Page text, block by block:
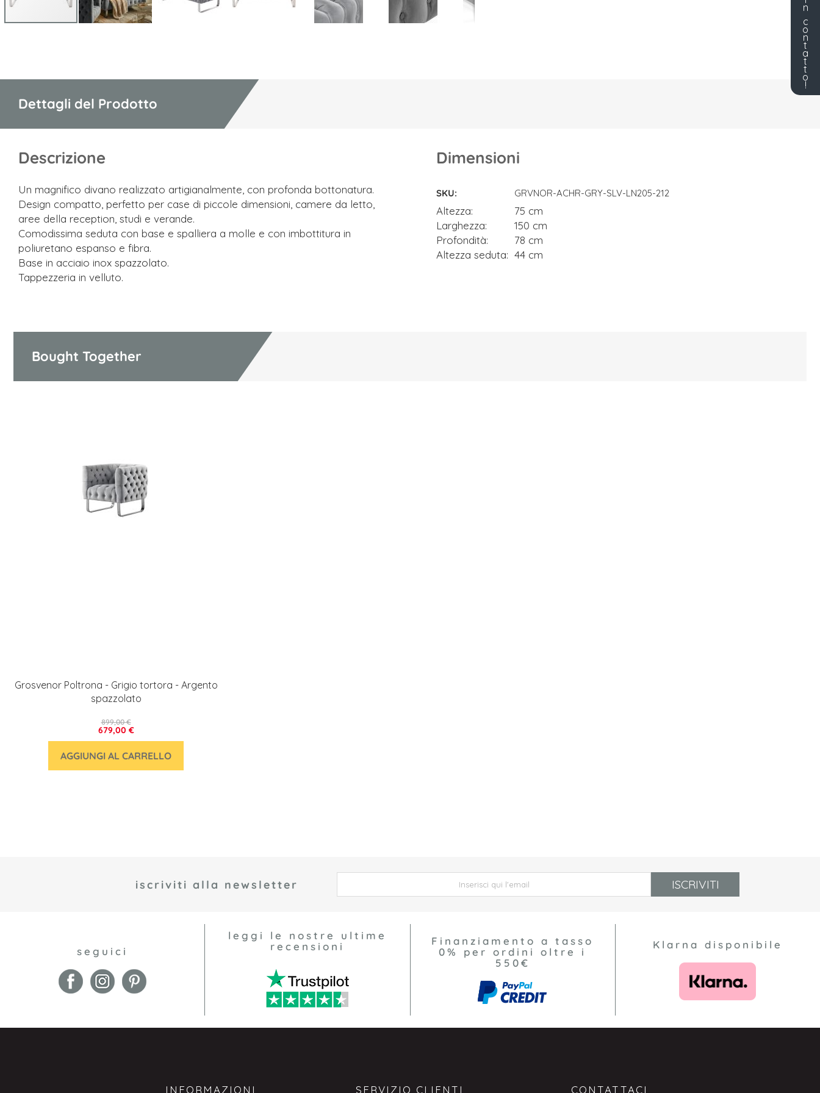
galleria
immagini
Dettagli del Prodotto
Descrizione
Un magnifico divano realizzato artigianalmente, con profonda bottonatura.
Design compatto, perfetto per case di piccole dimensioni, camere da letto,
aree della reception, studi e verande.
Comodissima seduta con base e spalliera a molle e con imbottitura in
poliuretano espanso e fibra.
Base in acciaio inox spazzolato.
Tappezzeria in velluto.
Dimensioni
Dimensioni
SKU GRVNOR-ACHR-GRY-SLV-LN205-212
Altezza
75 cm
Larghezza
150 cm
Profondità
78 cm
Altezza seduta
44 cm
Bought Together
Grosvenor Poltrona - Grigio tortora - Argento
spazzolato
679,00 €
899,00 €
AGGIUNGI AL CARRELLO
iscriviti alla newsletter ISCRIVITI
seguici
leggi le nostre ultime
recensioni
Finanziamento a tasso
0% per ordini oltre i
550€
Klarna disponibile
INFORMAZIONI SERVIZIO CLIENTI CONTATTACI
n
c
o
n
t
a
t
t
o
!